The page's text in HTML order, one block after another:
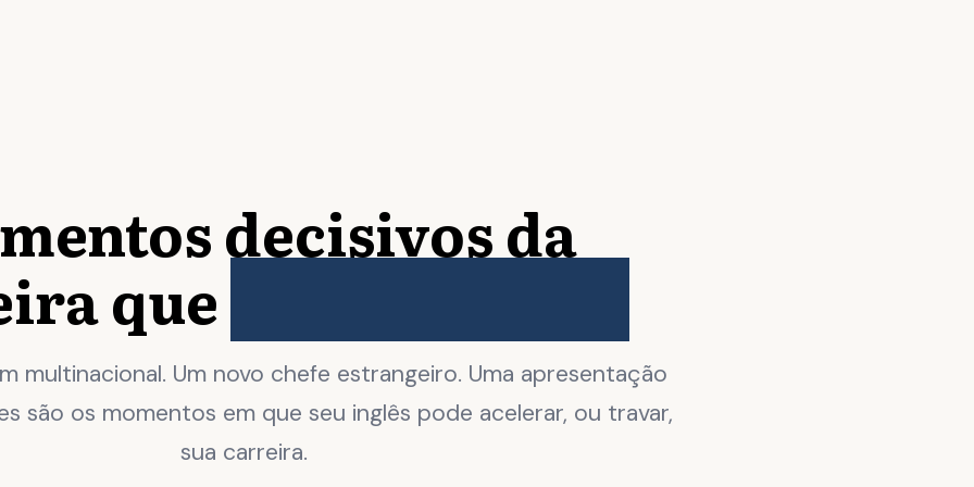
decisivos da
que
multinacional. Um novo chefe estrangeiro. Uma apresentação
são os momentos em que seu inglês pode acelerar, ou travar,
sua carreira.